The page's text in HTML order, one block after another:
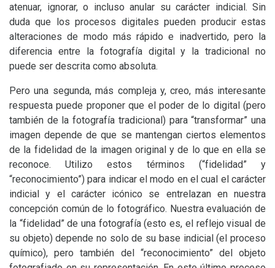
atenuar, ignorar, o incluso anular su carácter indicial. Sin
duda que los procesos digitales pueden producir estas
alteraciones de modo más rápido e inadvertido, pero la
diferencia entre la fotografía digital y la tradicional no
puede ser descrita como absoluta.
Pero una segunda, más compleja y, creo, más interesante
respuesta puede proponer que el poder de lo digital (pero
también de la fotografía tradicional) para “transformar” una
imagen depende de que se mantengan ciertos elementos
de la fidelidad de la imagen original y de lo que en ella se
reconoce. Utilizo estos términos (“fidelidad” y
“reconocimiento”) para indicar el modo en el cual el carácter
indicial y el carácter icónico se entrelazan en nuestra
concepción común de lo fotográfico. Nuestra evaluación de
la “fidelidad” de una fotografía (esto es, el reflejo visual de
su objeto) depende no solo de su base indicial (el proceso
químico), pero también del “reconocimiento” del objeto